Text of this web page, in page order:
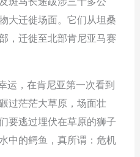
大迁徙场面。它们从坦桑
，迁徙至北部肯尼亚马赛
，在肯尼亚第一次看到
过茫茫大草原，场面壮
要逃过埋伏在草原的狮子
中的鳄鱼，真所谓：危机